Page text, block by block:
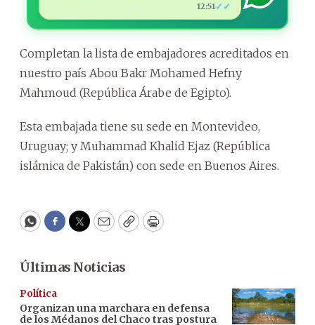
12:51✓✓
Completan la lista de embajadores acreditados en
nuestro país Abou Bakr Mohamed Hefny
Mahmoud (República Árabe de Egipto).
Esta embajada tiene su sede en Montevideo,
Uruguay; y Muhammad Khalid Ejaz (República
islámica de Pakistán) con sede en Buenos Aires.
WhatsApp
Facebook
Twitter
EmailCopyPrint
Últimas Noticias
Política
Organizan una marchara en defensa
de los Médanos del Chaco tras postura